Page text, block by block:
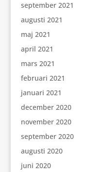
september 2021
augusti 2021
maj 2021
april 2021
mars 2021
februari 2021
januari 2021
december 2020
november 2020
september 2020
augusti 2020
juni 2020